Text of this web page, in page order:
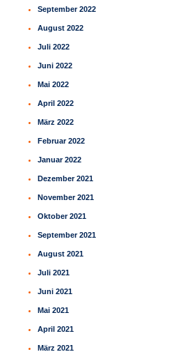
September 2022
August 2022
Juli 2022
Juni 2022
Mai 2022
April 2022
März 2022
Februar 2022
Januar 2022
Dezember 2021
November 2021
Oktober 2021
September 2021
August 2021
Juli 2021
Juni 2021
Mai 2021
April 2021
März 2021